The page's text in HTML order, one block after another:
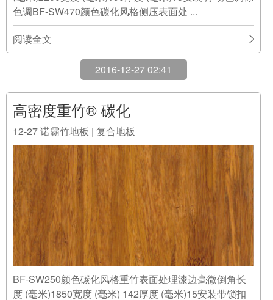
阅读全文
2016-12-27 02:41
高密度重竹® 碳化
12-27诺霸竹地板 | 复合地板
BF-SW250颜色碳化风格重竹表面处理漆边毫微倒角长
度 (毫米)1850宽度 (毫米) 142厚度 (毫米)15安装带锁扣
系统浮动色调棕色调